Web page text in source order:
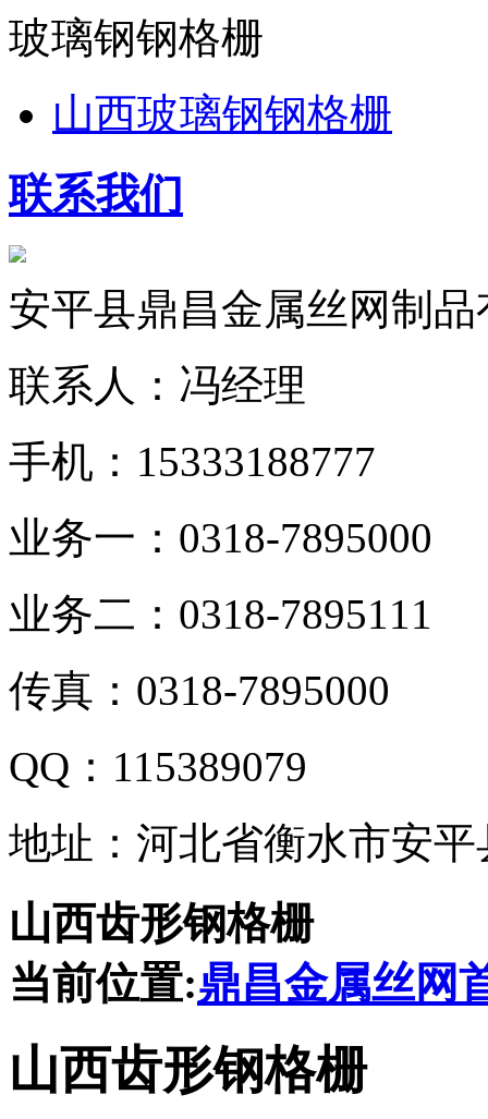
玻璃钢钢格栅
山西玻璃钢钢格栅
联系我们
安平县鼎昌金属丝网制
联系人：冯经理
手机：15333188777
业务一：0318-7895000
业务二：0318-7895111
传真：0318-7895000
QQ：115389079
地址：河北省衡水市安
山西齿形钢格栅
当前位置:鼎昌金属丝网
山西齿形钢格栅